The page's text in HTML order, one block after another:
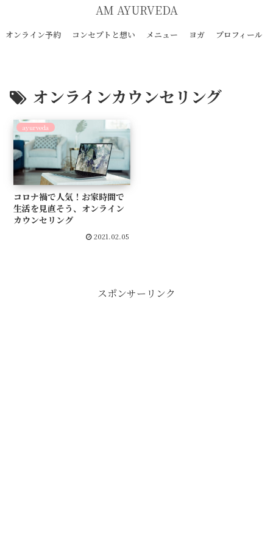
AM AYURVEDA
オンライン予約 コンセプトと想い メニュー ヨガ プロフィール
オンラインカウンセリング
ayurveda
コロナ禍で人気！お家時間で
生活を見直そう、オンライン
カウンセリング
2021.02.05
スポンサーリンク